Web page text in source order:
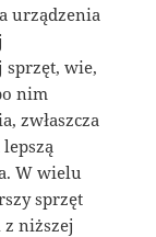
urządzenia
sprzęt, wie,
nim
zwłaszcza
W wielu
sprzęt
z niższej